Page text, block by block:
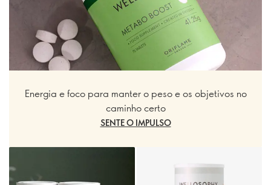
Energia e foco para manter o peso e os objetivos no
caminho certo
SENTE O IMPULSO